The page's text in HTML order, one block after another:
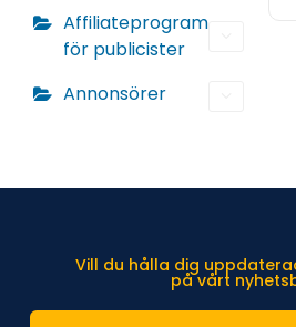
Affiliateprogram
för publicister
Annonsörer
Vill du hålla dig
på vårt